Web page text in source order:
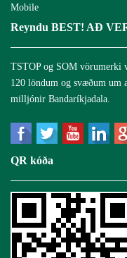
Mobile
Reyndu BEST! AÐ
TSTOP og SOM vörumerki
120 löndum og svæðum um
milljónir Bandaríkjadala.
QR kóða